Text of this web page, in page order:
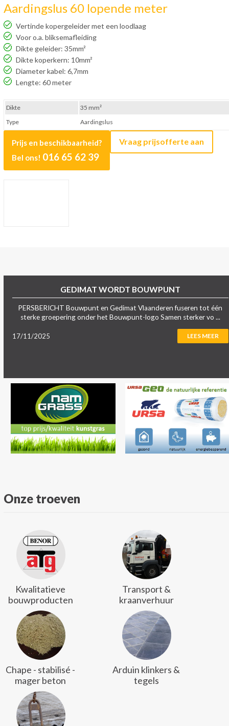
Aardingslus 60 lopende meter
Vertinde kopergeleider met een loodlaag
Voor o.a. bliksemafleiding
Dikte geleider: 35mm²
Dikte koperkern: 10mm²
Diameter kabel: 6,7mm
Lengte: 60 meter
Prijs en beschikbaarheid?
Bel ons! 016 65 62 39
Vraag prijsofferte aan
Dikte
35 mm²
Type
Aardingslus
GEDIMAT WORDT BOUWPUNT
PERSBERICHT Bouwpunt en Gedimat Vlaanderen fuseren tot één
sterke groepering onder het Bouwpunt-logo Samen sterker vo ...
17/11/2025 LEES MEER
Onze troeven
Kwalitatieve
bouwproducten
Transport &
kraanverhuur
Chape - stabilisé -
mager beton
Arduin klinkers &
tegels